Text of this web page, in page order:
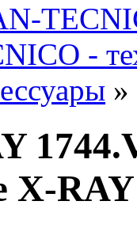
-
»
X-RAY